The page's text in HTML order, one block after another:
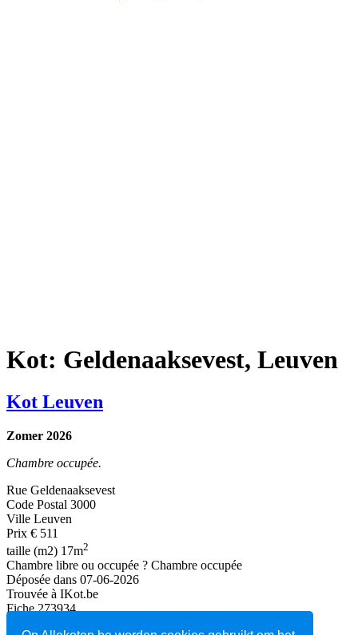
Kot: Geldenaaksevest, Leuven
Kot Leuven
Zomer 2026
Chambre occupée.
Rue Geldenaaksevest
Code Postal 3000
Ville Leuven
Prix € 511
taille (m2) 17m2
Chambre libre ou occupée ? Chambre occupée
Déposée dans 07-06-2026
Trouvée à IKot.be
Fiche273934